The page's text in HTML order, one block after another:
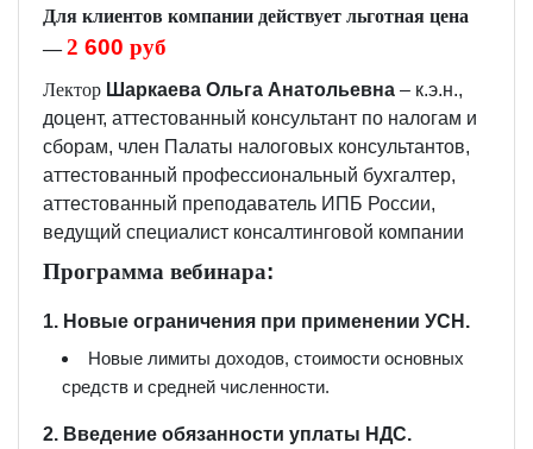
Для клиентов компании действует льготная цена
—2 600 руб
Лектор Шаркаева Ольга Анатольевна – к.э.н.,
доцент, аттестованный консультант по налогам и
сборам, член Палаты налоговых консультантов,
аттестованный профессиональный бухгалтер,
аттестованный преподаватель ИПБ России,
ведущий специалист консалтинговой компании
Программа вебинара:
1. Новые ограничения при применении УСН.
Новые лимиты доходов, стоимости основных
средств и средней численности.
2. Введение обязанности уплаты НДС.